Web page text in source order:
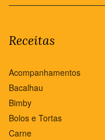
Receitas
Acompanhamentos
Bacalhau
Bimby
Bolos e Tortas
Carne